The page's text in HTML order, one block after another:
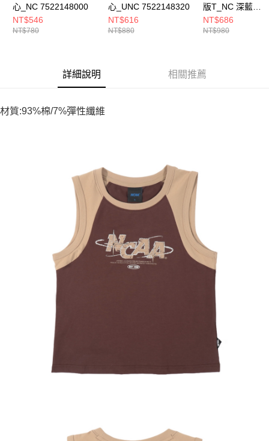
心_NC 7522148000
NT$546
NT$780
心_UNC 7522148320
NT$616
NT$880
版T_NC 深藍
7522100680
NT$686
NT$980
詳細說明 相關推薦
材質:93%棉/7%彈性纖維